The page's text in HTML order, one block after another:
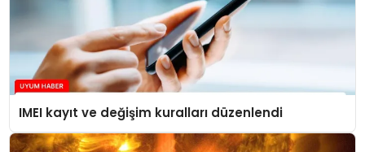
IMEI kayıt ve değişim kuralları düzenlendi